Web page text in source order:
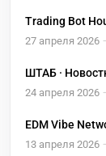
Trading Bot
27 апреля 2026
ШТАБ ·
24 апреля 2026
EDM Vibe
13 апреля 2026